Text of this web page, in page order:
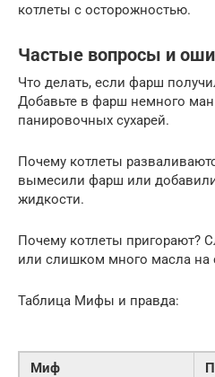
котлеты с осторожностью.
Частые вопросы и
Что делать, если фарш
Добавьте в фарш немного
панировочных сухарей.
Почему котлеты
вымесили фарш или
жидкости.
Почему котлеты пригорают?
или слишком много масла на
Таблица Мифы и правда:
Миф